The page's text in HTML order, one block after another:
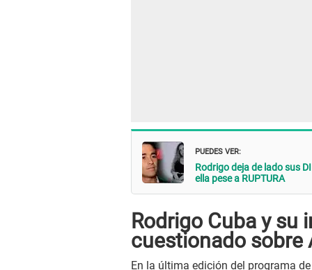
PUEDES VER:
Rodrigo deja de lado sus
ella pese a RUPTURA
Rodrigo Cuba y su
cuestionado sobre
En la última edición del programa